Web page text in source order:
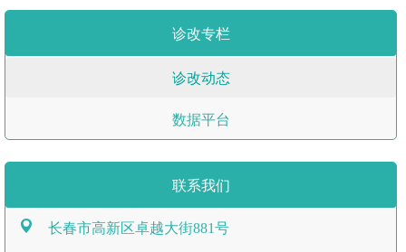
诊改专栏
诊改动态
数据平台
联系我们
长春市高新区卓越大街881号